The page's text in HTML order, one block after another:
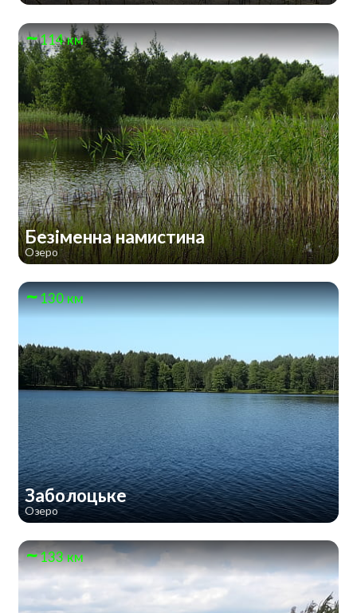
114 км
Безіменна намистина
Озеро
130 км
Заболоцьке
Озеро
133 км